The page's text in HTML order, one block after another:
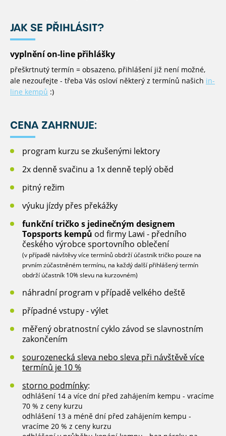
JAK SE PŘIHLÁSIT?
vyplnění on-line přihlášky
přeškrtnutý termín = obsazeno, přihlášení již není možné,
ale nezoufejte - třeba Vás osloví některý z termínů našich in-
line kempů :)
CENA ZAHRNUJE:
program kurzu se zkušenými lektory
2x denně svačinu a 1x denně teplý oběd
pitný režim
výuku jízdy přes překážky
funkční tričko s jedinečným designem
Topsports kempů od firmy Lawi - předního
českého výrobce sportovního oblečení
(v případě návštěvy více termínů obdrží účastník tričko pouze na
prvním zúčastněném termínu, na každý další přihlášený termín
obdrží účastník 10% slevu na kurzovném)
náhradní program v případě velkého deště
případné vstupy - výlet
měřený obratnostní cyklo závod se slavnostním
zakončením
sourozenecká sleva nebo sleva při návštěvě více
termínů je 10 %
storno podmínky:
odhlášení 14 a více dní před zahájením kempu - vracíme
70 % z ceny kurzu
odhlášení 13 a méně dní před zahájením kempu -
vracíme 20 % z ceny kurzu